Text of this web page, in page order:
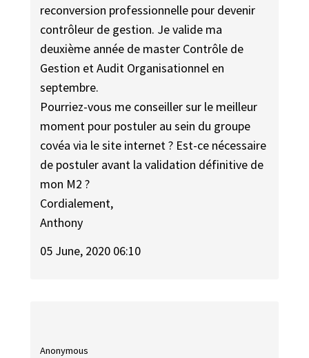
reconversion professionnelle pour devenir
contrôleur de gestion. Je valide ma
deuxième année de master Contrôle de
Gestion et Audit Organisationnel en
septembre.
Pourriez-vous me conseiller sur le meilleur
moment pour postuler au sein du groupe
covéa via le site internet ? Est-ce nécessaire
de postuler avant la validation définitive de
mon M2 ?
Cordialement,
Anthony
05 June, 2020 06:10
Anonymous